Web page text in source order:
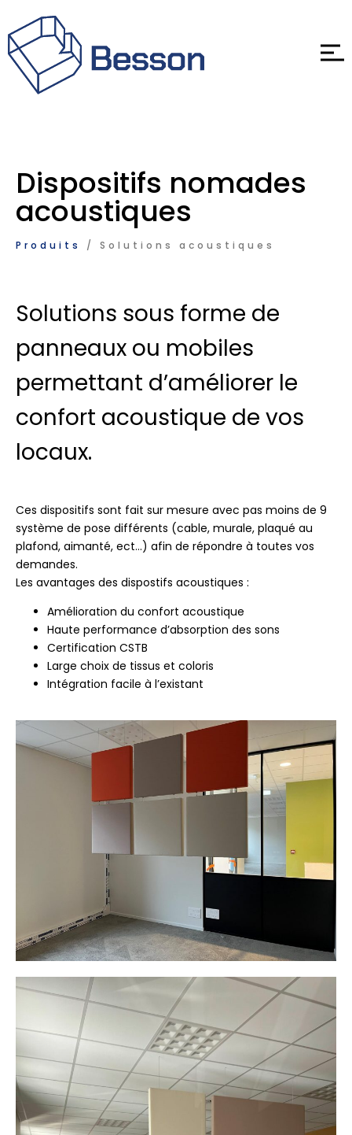
Dispositifs nomades
acoustiques
Produits / Solutions acoustiques
Solutions sous forme de
panneaux ou mobiles
permettant d’améliorer le
confort acoustique de vos
locaux.
Ces dispositifs sont fait sur mesure avec pas moins de 9
système de pose différents (cable, murale, plaqué au
plafond, aimanté, ect…) afin de répondre à toutes vos
demandes.
Les avantages des dispostifs acoustiques :
Amélioration du confort acoustique
Haute performance d’absorption des sons
Certification CSTB
Large choix de tissus et coloris
Intégration facile à l’existant